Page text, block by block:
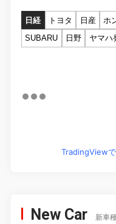
日経 トヨタ 日産 ホ
SUBARU
日野 ヤマハ
TradingView
New Car 新車